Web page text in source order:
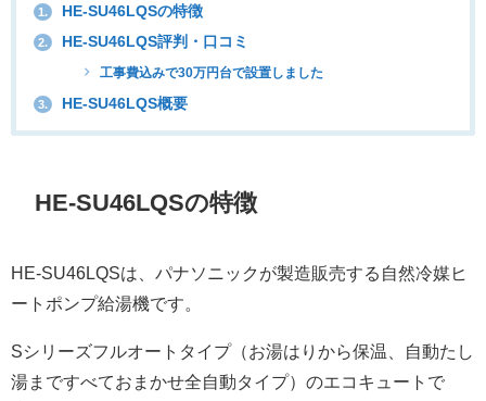
1. HE-SU46LQSの特徴
2. HE-SU46LQS評判・口コミ
工事費込みで30万円台で設置しました
3. HE-SU46LQS概要
HE-SU46LQSの特徴
HE-SU46LQSは、パナソニックが製造販売する自然冷媒ヒ
ートポンプ給湯機です。
Sシリーズフルオートタイプ（お湯はりから保温、自動たし
湯まですべておまかせ全自動タイプ）のエコキュートで